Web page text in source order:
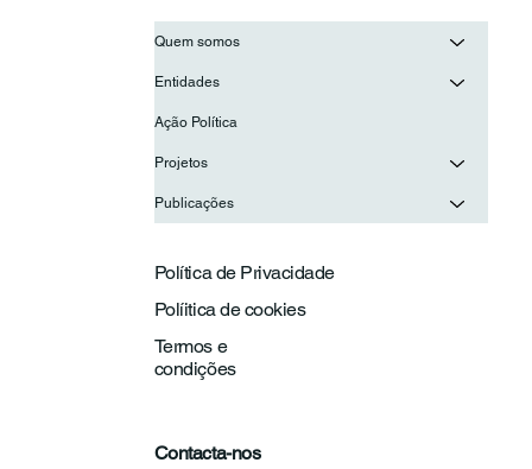
Quem somos
Entidades
Ação Política
Projetos
Publicações
Política de Privacidade
Termos e
condições
Políitica de cookies
Contacta-nos